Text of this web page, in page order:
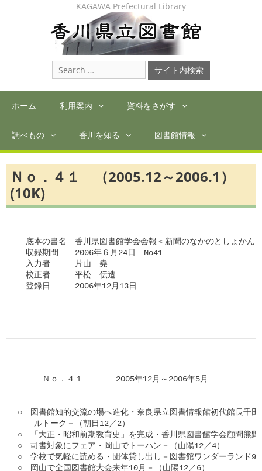
KAGAWA Prefectural Library
Search
for:
ホーム 利用案内 資料をさがす
調べもの 香川を知る 図書館情報
Ｎｏ．４１ （2005.12～2006.1）
(10K)
底本の書名　香川県図書館学会会報＜新聞のなかのとしょかん
収録期間　　2006年６月24日　No41
入力者　　　片山　堯
校正者　　　平松　伝造
登録日　　　2006年12月13日
Ｎｏ．４１　　　　2005年12月～2006年5月
○　図書館知的交流の場へ進化・奈良県立図書情報館初代館長千
ルトーク－（朝日12／2）
○　「大正・昭和前期教育史」を完成・香川県図書館学会顧問熊
○　司書対象にフェア・岡山でトーハン－（山陽12／4）
○　学校で気軽に読める・団体貸し出し－図書館ワンダーランド
○　岡山で全国図書館大会来年10月－（山陽12／6）